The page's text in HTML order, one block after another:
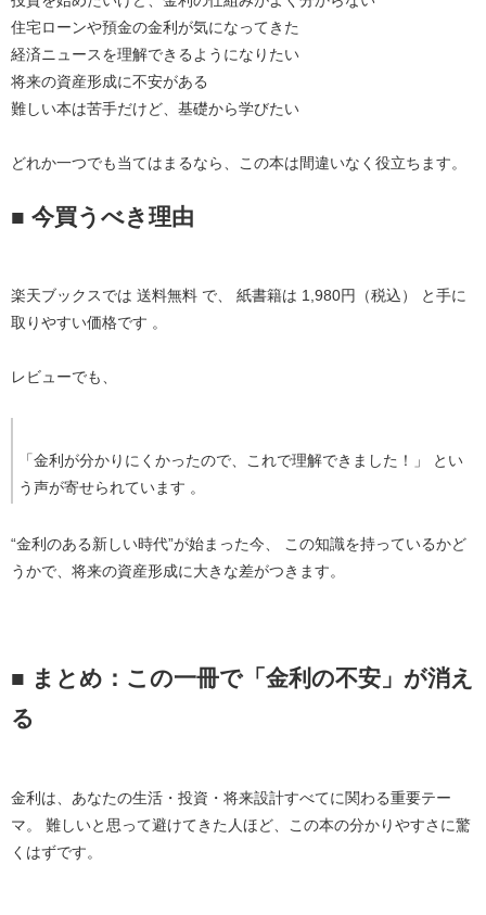
住宅ローンや預金の金利が気になってきた
経済ニュースを理解できるようになりたい
将来の資産形成に不安がある
難しい本は苦手だけど、基礎から学びたい
どれか一つでも当てはまるなら、この本は間違いなく役立ちます。
■ 今買うべき理由
楽天ブックスでは 送料無料 で、 紙書籍は 1,980円（税込）
と手に
取りやすい価格です 。
レビューでも、
「金利が分かりにくかったので、これで理解できました！」 とい
う声が寄せられています 。
“金利のある新しい時代”が始まった今、 この知識を持っているかど
うかで、将来の資産形成に大きな差がつきます。
■ まとめ：この一冊で「金利の不安」が消え
る
金利は、あなたの生活・投資・将来設計すべてに関わる重要テー
マ。 難しいと思って避けてきた人ほど、この本の分かりやすさに驚
くはずです。